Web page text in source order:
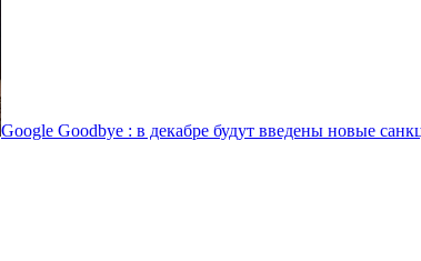
Google Goodbye : в декабре будут введены новые